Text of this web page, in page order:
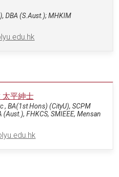
DBA (S.Aust.); MHKIM
太平紳士
, BA(1st Hons) (CityU), SCPM
FHKCS, SMIEEE, Mensan